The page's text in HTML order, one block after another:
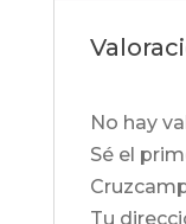
No hay
Sé el
Tu